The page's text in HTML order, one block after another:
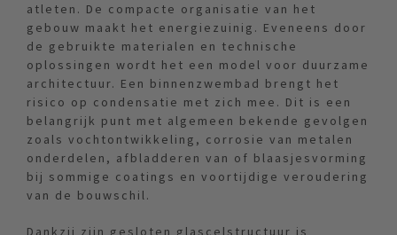
atleten. De compacte organisatie van het
gebouw maakt het energiezuinig. Eveneens door
de gebruikte materialen en technische
oplossingen wordt het een model voor duurzame
architectuur. Een binnenzwembad brengt het
risico op condensatie met zich mee. Dit is een
belangrijk punt met algemeen bekende gevolgen
zoals vochtontwikkeling, corrosie van metalen
onderdelen, afbladderen van of blaasjesvorming
bij sommige coatings en voortijdige veroudering
van de bouwschil.
Dankzij zijn gesloten glascelstructuur is